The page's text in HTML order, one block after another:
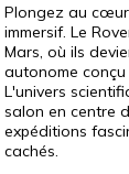
Plongez au
immersif. Le
Mars, où ils
autonome
L'univers
salon en centre
expéditions
cachés.